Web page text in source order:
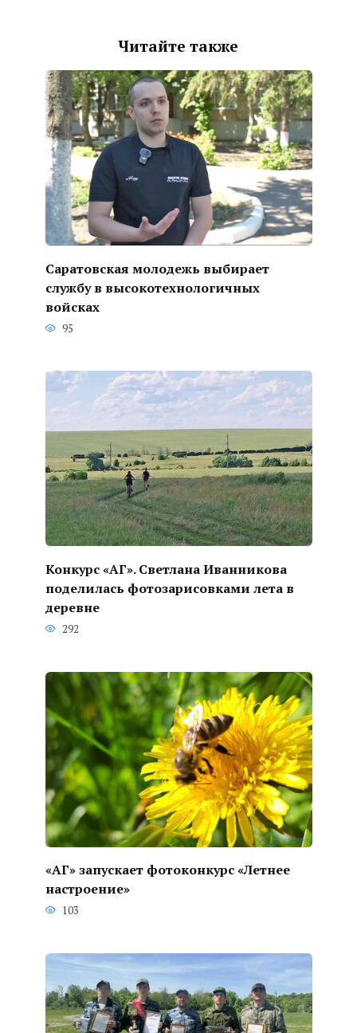
Читайте также
Саратовская молодежь выбирает
службу в высокотехнологичных
войсках
95
Конкурс «АГ». Светлана Иванникова
поделилась фотозарисовками лета в
деревне
292
«АГ» запускает фотоконкурс «Летнее
настроение»
103